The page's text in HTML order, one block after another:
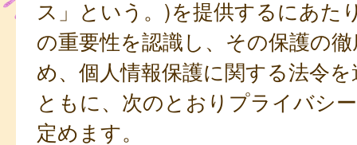
ス」という。)を提供するにあた
の重要性を認識し、その保護の
め、個人情報保護に関する法令
ともに、次のとおりプライバシ
定めます。